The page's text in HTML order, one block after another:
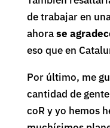
de trabajar en
ahorase
eso que en
Por último, me
cantidad de
coR y yo hemos